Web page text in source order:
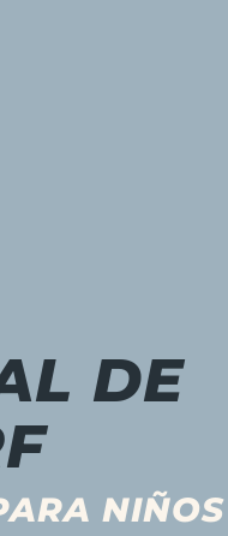
DE
NIÑOS